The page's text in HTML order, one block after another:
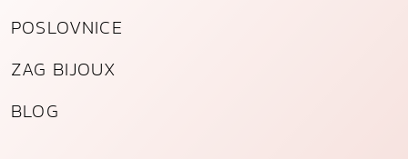
POSLOVNICE
ZAG BIJOUX
BLOG